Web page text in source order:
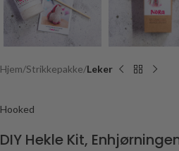
Hjem Strikkepakke Leker
Hooked
DIY Hekle Kit,